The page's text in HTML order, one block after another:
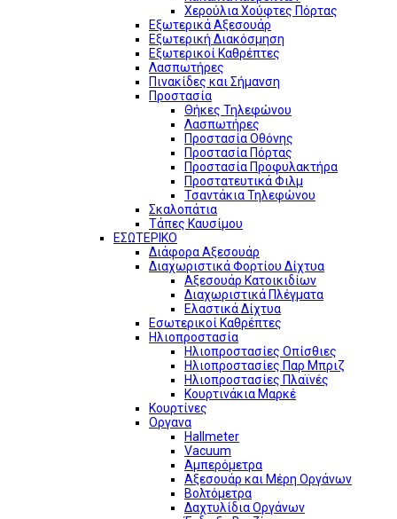
Χερούλια Χούφτες Πόρτας
Εξωτερικά Αξεσουάρ
Εξωτερική Διακόσμηση
Εξωτερικοί Καθρέπτες
Λασπωτήρες
Πινακίδες και Σήμανση
Προστασία
Θήκες Τηλεφώνου
Λασπωτήρες
Προστασία Οθόνης
Προστασία Πόρτας
Προστασία Προφυλακτήρα
Προστατευτικά Φιλμ
Τσαντάκια Τηλεφώνου
Σκαλοπάτια
Τάπες Καυσίμου
ΕΣΩΤΕΡΙΚΟ
Διάφορα Αξεσουάρ
Διαχωριστικά Φορτίου Δίχτυα
Αξεσουάρ Κατοικιδίων
Διαχωριστικά Πλέγματα
Ελαστικά Δίχτυα
Εσωτερικοί Καθρέπτες
Ηλιοπροστασία
Ηλιοπροστασίες Οπίσθιες
Ηλιοπροστασίες Παρ Μπριζ
Ηλιοπροστασίες Πλαϊνές
Κουρτινάκια Μαρκέ
Κουρτίνες
Οργανα
Hallmeter
Vacuum
Αμπερόμετρα
Αξεσουάρ και Μέρη Οργάνων
Βολτόμετρα
Δαχτυλίδια Οργάνων